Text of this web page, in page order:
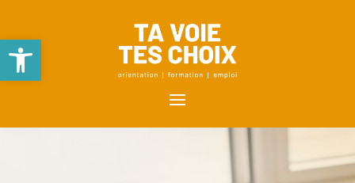
Ouvrir la barre d’outils